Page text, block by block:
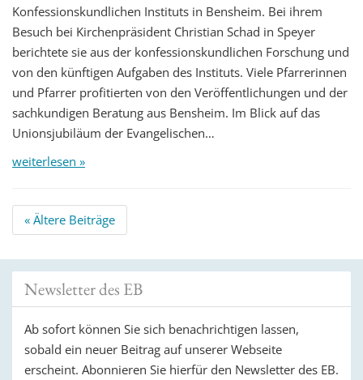
Konfessionskundlichen Instituts in Bensheim. Bei ihrem
Besuch bei Kirchenpräsident Christian Schad in Speyer
berichtete sie aus der konfessionskundlichen Forschung und
von den künftigen Aufgaben des Instituts. Viele Pfarrerinnen
und Pfarrer profitierten von den Veröffentlichungen und der
sachkundigen Beratung aus Bensheim. Im Blick auf das
Unionsjubiläum der Evangelischen…
weiterlesen »
Beitrags
Navigation
« Ältere Beiträge
Newsletter des EB
Ab sofort können Sie sich benachrichtigen lassen,
sobald ein neuer Beitrag auf unserer Webseite
erscheint. Abonnieren Sie hierfür den Newsletter des EB.